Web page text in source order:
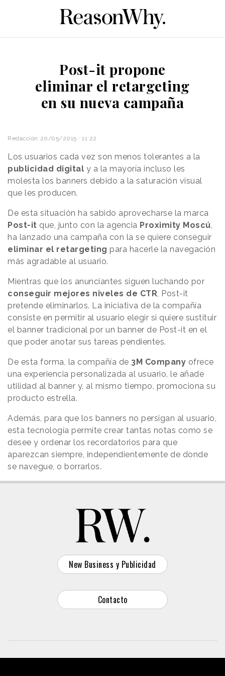
Post-it propone
eliminar el retargeting
en su nueva campaña
Redacción 20/05/2015 · 11:22
Los usuarios cada vez son menos tolerantes a la
publicidad digital y a la mayoría incluso les
molesta los banners debido a la saturación visual
que les producen.
De esta situación ha sabido aprovecharse la marca
Post-it que, junto con la agencia Proximity Moscú
ha lanzado una campaña con la se quiere conseguir
eliminar el retargeting para hacerle la navegación
más agradable al usuario.
Mientras que los anunciantes siguen luchando por
conseguir mejores niveles de CTR , Post-it
pretende eliminarlos. La iniciativa de la compañía
consiste en permitir al usuario elegir si quiere sustituir
el banner tradicional por un banner de Post-it en el
que poder anotar sus tareas pendientes.
De esta forma, la compañía de 3M Company ofrece
una experiencia personalizada al usuario, le añade
utilidad al banner y, al mismo tiempo, promociona su
producto estrella.
Además, para que los banners no persigan al usuario,
esta tecnología permite crear tantas notas como se
desee y ordenar los recordatorios para que
aparezcan siempre, independientemente de donde
se navegue, o borrarlos.
New Business y Publicidad
Contacto
© 2026 Reason Why